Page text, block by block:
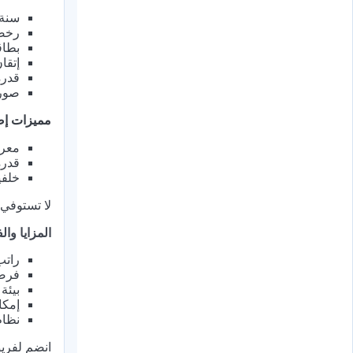
مميزات
لا
المزايا
راتب
انضم